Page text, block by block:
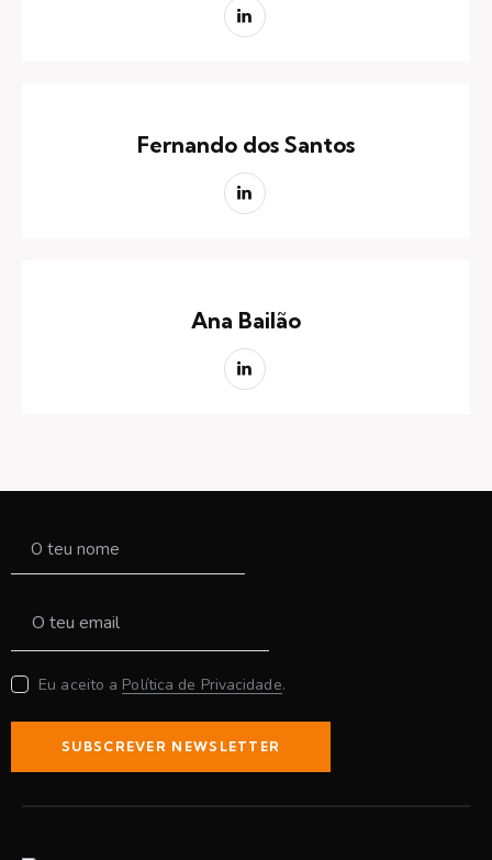
Fernando dos Santos
Ana Bailão
Eu aceito a Política de Privacidade.
SUBSCREVER NEWSLETTER